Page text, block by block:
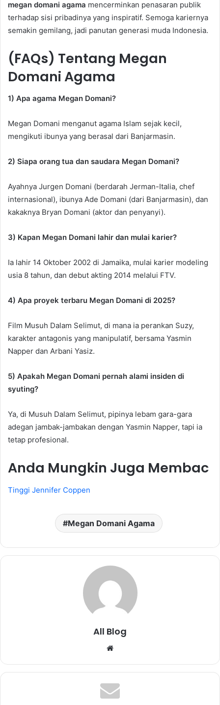
megan domani agama mencerminkan penasaran publik
terhadap sisi pribadinya yang inspiratif. Semoga kariernya
semakin gemilang, jadi panutan generasi muda Indonesia.
(FAQs) Tentang Megan
Domani Agama
1) Apa agama Megan Domani?
Megan Domani menganut agama Islam sejak kecil,
mengikuti ibunya yang berasal dari Banjarmasin.
2) Siapa orang tua dan saudara Megan Domani?
Ayahnya Jurgen Domani (berdarah Jerman-Italia, chef
internasional), ibunya Ade Domani (dari Banjarmasin), dan
kakaknya Bryan Domani (aktor dan penyanyi).
3) Kapan Megan Domani lahir dan mulai karier?
Ia lahir 14 Oktober 2002 di Jamaika, mulai karier modeling
usia 8 tahun, dan debut akting 2014 melalui FTV.
4) Apa proyek terbaru Megan Domani di 2025?
Film Musuh Dalam Selimut, di mana ia perankan Suzy,
karakter antagonis yang manipulatif, bersama Yasmin
Napper dan Arbani Yasiz.
5) Apakah Megan Domani pernah alami insiden di
syuting?
Ya, di Musuh Dalam Selimut, pipinya lebam gara-gara
adegan jambak-jambakan dengan Yasmin Napper, tapi ia
tetap profesional.
Anda Mungkin Juga Membac
Tinggi Jennifer Coppen
Megan Domani Agama
All Blog
Website